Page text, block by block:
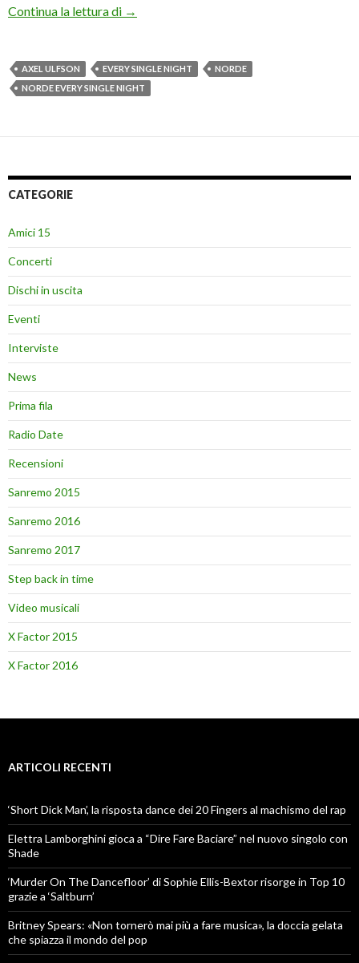
Continua la lettura di
Norde, nuovo astro svedese della musica
→
AXEL ULFSON EVERY SINGLE NIGHT
NORDE
NORDE EVERY SINGLE NIGHT
CATEGORIE
Amici 15
Concerti
Dischi in uscita
Eventi
Interviste
News
Prima fila
Radio Date
Recensioni
Sanremo 2015
Sanremo 2016
Sanremo 2017
Step back in time
Video musicali
X Factor 2015
X Factor 2016
ARTICOLI RECENTI
‘Short Dick Man’, la risposta dance dei 20 Fingers al machismo del rap
Elettra Lamborghini gioca a “Dire Fare Baciare” nel nuovo singolo con
Shade
‘Murder On The Dancefloor’ di Sophie Ellis-Bextor risorge in Top 10
grazie a ‘Saltburn’
Britney Spears: «Non tornerò mai più a fare musica», la doccia gelata
che spiazza il mondo del pop